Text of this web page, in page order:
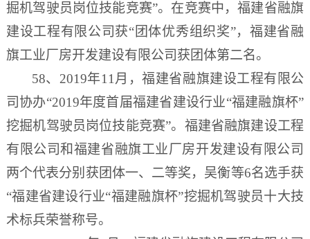
掘机驾驶员岗位技能竞赛”。在竞赛中，福建省融旗
建设工程有限公司获“团体优秀组织奖”，福建省融
旗工业厂房开发建设有限公司获团体第二名。
58、2019年11月，福建省融旗建设工程有限公
司协办“2019年度首届福建省建设行业“福建融旗杯”
挖掘机驾驶员岗位技能竞赛”。福建省融旗建设工程
有限公司和福建省融旗工业厂房开发建设有限公司
两个代表分别获团体一、二等奖，吴衡等6名选手获
“福建省建设行业“福建融旗杯”挖掘机驾驶员十大技
术标兵荣誉称号。